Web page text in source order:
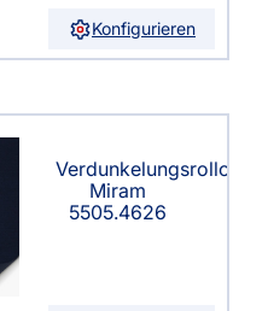
Konfigurieren
Verdunkelungsrollo
Miram
5505.4626